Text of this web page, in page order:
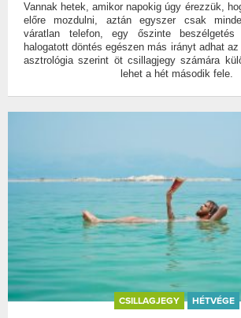
Vannak hetek, amikor napokig úgy érezzük,
előre mozdulni, aztán egyszer csak
váratlan telefon, egy őszinte
halogatott döntés egészen más irányt adhat
asztrológia szerint öt csillagjegy számára
lehet a hét második fele.
CSILLAGJEGY HÉTVÉGE